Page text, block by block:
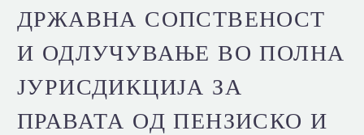
ДРЖАВНА СОПСТВЕНОСТ
И ОДЛУЧУВАЊЕ ВО ПОЛНА
ЈУРИСДИКЦИЈА ЗА
ПРАВАТА ОД ПЕНЗИСКО И